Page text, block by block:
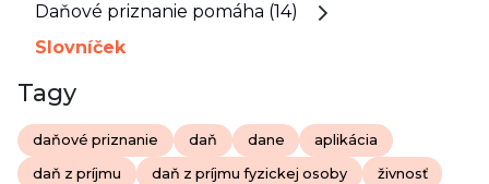
Daňové priznanie pomáha (14)
Slovníček
Tagy
daňové priznanie daň dane aplikácia
daň z príjmu daň z príjmu fyzickej osoby živnosť